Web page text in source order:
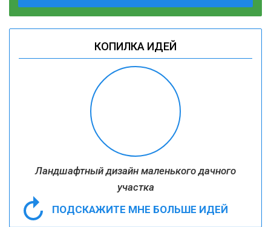
КОПИЛКА ИДЕЙ
Ландшафтный дизайн маленького дачного
участка
ПОДСКАЖИТЕ МНЕ БОЛЬШЕ ИДЕЙ